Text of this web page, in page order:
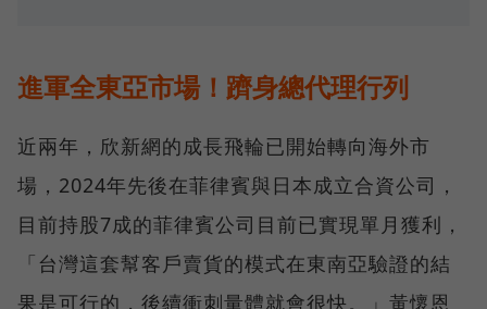
進軍全東亞市場！躋身總代理行列
近兩年，欣新網的成長飛輪已開始轉向海外市
場，2024年先後在菲律賓與日本成立合資公司，
目前持股7成的菲律賓公司目前已實現單月獲利，
「台灣這套幫客戶賣貨的模式在東南亞驗證的結
果是可行的，後續衝刺量體就會很快。」黃懷恩